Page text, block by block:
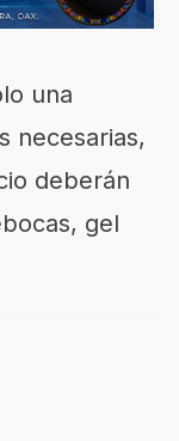
una
necesarias,
deberán
gel